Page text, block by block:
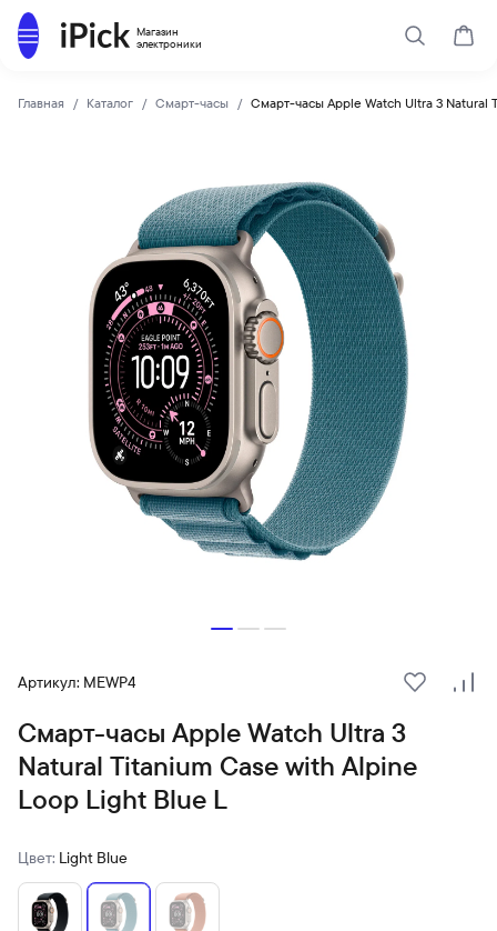
Магазин
электроники
Каталог
Поиск
Главная Каталог Смарт-часы Смарт-часы Apple Watch Ultra 3
Артикул: MEWP4
В
Смарт-часы Apple Watch Ultra 3
Natural Titanium Case with Alpine
Loop Light Blue L
Цвет: Light Blue